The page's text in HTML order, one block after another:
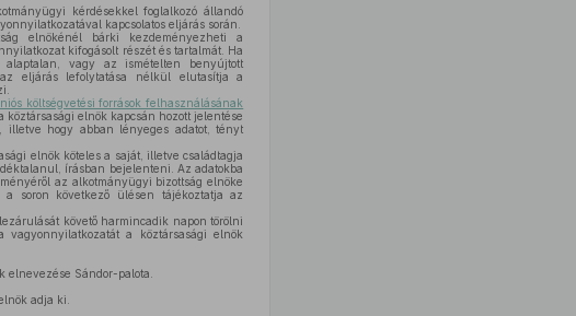
kérdésekkel foglalkozó állandó
kapcsolatos eljárás során.
elnökénél bárki kezdeményezheti a
kifogásolt részét és tartalmát. Ha
vagy az ismételten benyújtott
eljárás lefolytatása nélkül elutasítja a
költségvetési források felhasználásának
elnök kapcsán hozott jelentése
illetve hogy abban lényeges adatot, tényt
elnök köteles a saját, illetve családtagja
írásban bejelenteni. Az adatokba
az alkotmányügyi bizottság elnöke
soron következő ülésen tájékoztatja az
követő harmincadik napon törölni
a köztársasági elnök
Sándor-palota.
adja ki.